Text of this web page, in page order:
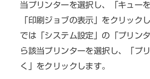
当プリンターを選択し、「キュー
「印刷ジョブの表示」をクリック
では「システム設定」の「プリン
ら該当プリンターを選択し、「プ
く」をクリックします。